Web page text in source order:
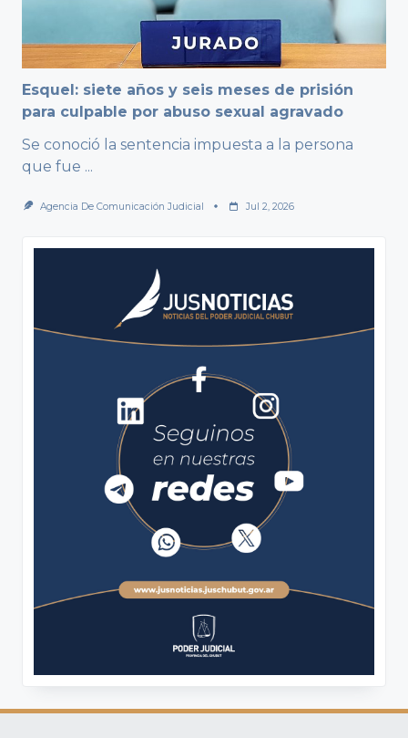
Esquel: siete años y seis meses de prisión
para culpable por abuso sexual agravado
Se conoció la sentencia impuesta a la persona
que fue ...
Agencia De Comunicación Judicial Jul 2, 2026